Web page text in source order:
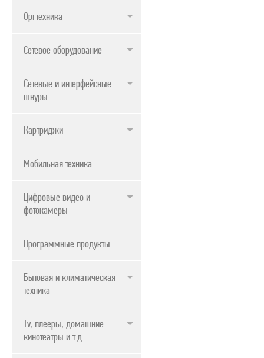
Оргтехника
Сетевое оборудование
Сетевые и интерфейсные
шнуры
Картриджи
Мобильная техника
Цифровые видео и
фотокамеры
Программные продукты
Бытовая и климатическая
техника
Tv, плееры, домашние
кинотеатры и т.д.